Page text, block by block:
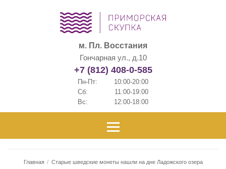
м. Пл. Восстания
Гончарная ул., д.10
+7 (812) 408-0-585
Пн-Пт:
10:00-20:00
Сб:
11:00-19:00
Вс:
12:00-18:00
Главная / Старые шведские монеты нашли на дне Ладожского озера